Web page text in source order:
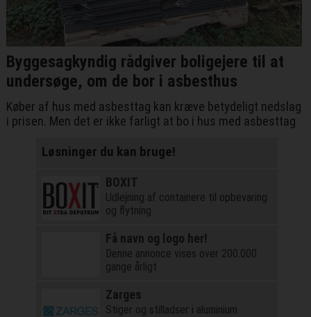
Byggesagkyndig rådgiver boligejere til at
undersøge, om de bor i asbesthus
Køber af hus med asbesttag kan kræve betydeligt nedslag
i prisen. Men det er ikke farligt at bo i hus med asbesttag
Løsninger du kan bruge!
BOXIT
Udlejning af containere til opbevaring
og flytning
Få navn og logo her!
Denne annonce vises over 200.000
gange årligt
Zarges
Stiger og stilladser i aluminium